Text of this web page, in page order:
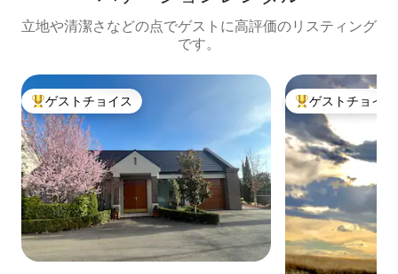
立地や清潔さなどの点でゲストに高評価のリスティング
です。
大好評のゲストチョイスです。
ゲストチョイス 大好評のゲスト
ゲストチョイス